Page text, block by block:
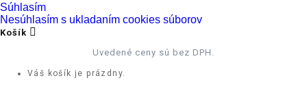
Súhlasím
Nesúhlasím s ukladaním cookies súborov
Košík
Uvedené ceny sú bez DPH.
Váš košík je prázdny.